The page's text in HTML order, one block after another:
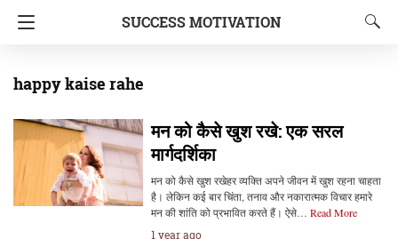
SUCCESS MOTIVATION
happy kaise rahe
मन को कैसे खुश रखे: एक सरल
मार्गदर्शिका
मन को कैसे खुश रखेहर व्यक्ति अपने जीवन में खुश रहना चाहता
है। लेकिन कई बार चिंता, तनाव और नकारात्मक विचार हमारे
मन की शांति को प्रभावित करते हैं। ऐसे… Read More
1 year ago